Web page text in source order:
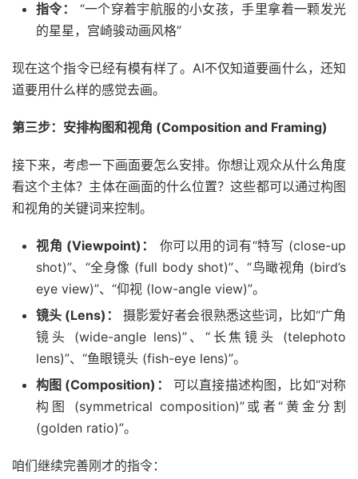
指令：
“一个穿着宇航服的小女孩，手里拿着一颗发光
的星星，宫崎骏动画风格”
现在这个指令已经有模有样了。AI不仅知道要画什么，还知
道要用什么样的感觉去画。
第三步：安排构图和视角 (Composition and Framing)
接下来，考虑一下画面要怎么安排。你想让观众从什么角度
看这个主体？主体在画面的什么位置？这些都可以通过构图
和视角的关键词来控制。
视角 (Viewpoint)：
你可以用的词有“特写 (close-up
shot)”、“全身像 (full body shot)”、“鸟瞰视角 (bird’s
eye view)”、“仰视 (low-angle view)”。
镜头 (Lens)：
摄影爱好者会很熟悉这些词，比如“广角
镜头 (wide-angle lens)”、“长焦镜头 (telephoto
lens)”、“鱼眼镜头 (fish-eye lens)”。
构图 (Composition)：
可以直接描述构图，比如“对称
构图 (symmetrical composition)”或者“黄金分割
(golden ratio)”。
咱们继续完善刚才的指令：